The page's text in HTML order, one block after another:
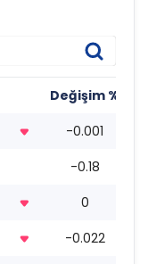
Değişim %
-0.001
-0.18
0
-0.022